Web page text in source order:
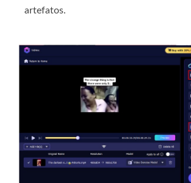
artefatos.